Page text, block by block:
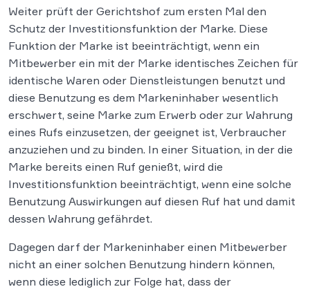
Weiter prüft der Gerichtshof zum ersten Mal den
Schutz der Investitionsfunktion der Marke. Diese
Funktion der Marke ist beeinträchtigt, wenn ein
Mitbewerber ein mit der Marke identisches Zeichen für
identische Waren oder Dienstleistungen benutzt und
diese Benutzung es dem Markeninhaber wesentlich
erschwert, seine Marke zum Erwerb oder zur Wahrung
eines Rufs einzusetzen, der geeignet ist, Verbraucher
anzuziehen und zu binden. In einer Situation, in der die
Marke bereits einen Ruf genießt, wird die
Investitionsfunktion beeinträchtigt, wenn eine solche
Benutzung Auswirkungen auf diesen Ruf hat und damit
dessen Wahrung gefährdet.
Dagegen darf der Markeninhaber einen Mitbewerber
nicht an einer solchen Benutzung hindern können,
wenn diese lediglich zur Folge hat, dass der